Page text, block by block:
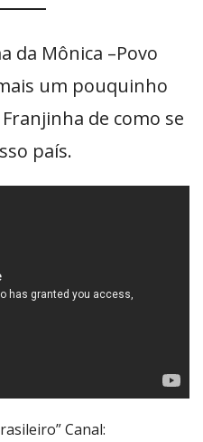
da Mônica –Povo
um pouquinho
de como se
país.
Canal: